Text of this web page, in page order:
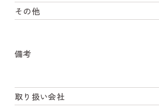
その他
備考
取り扱い会社